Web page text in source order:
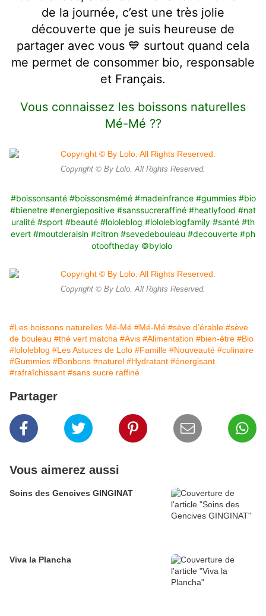
de la journée, c’est une très jolie
découverte que je suis heureuse de
partager avec vous 💙 surtout quand cela
me permet de consommer bio, responsable
et Français.
Vous connaissez les boissons naturelles
Mé-Mé ??
Copyright © By Lolo. All Rights Reserved.
#boissonsanté #boissonsmémé #madeinfrance #gummies #bio
#bienetre #energiepositive #sanssucreraffiné #heatlyfood #nat
uralité #sport #beauté #lololeblog #lololeblogfamily #santé #th
evert #moutderaisin #citron #sevedebouleau #decouverte #ph
otooftheday ©️bylolo
Copyright © By Lolo. All Rights Reserved.
#Les boissons naturelles Mé-Mé #Mé-Mé #sève d’érable #sève
de bouleau #thé vert matcha #Avis #Alimentation #bien-être #Bio
#lololeblog #Les Astuces de Lolo #Famille #Nouveauté #culinaire
#Gummies #Bonbons #naturel #Hydratant #énergisant
#rafraîchissant #sans sucre raffiné
Partager
Vous aimerez aussi
Soins des Gencives GINGINAT
Viva la Plancha